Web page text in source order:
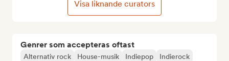
Genrer som accepteras oftast
Alternativ rock House-musik Indiepop
Indierock
Visa liknande curators